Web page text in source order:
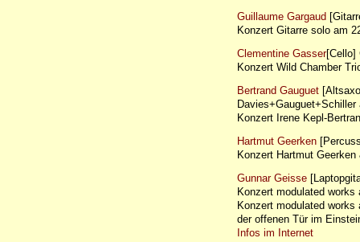
Guillaume Gargaud
Konzert Gitarre solo am
Clementine Gasser[Cello]
Konzert Wild Chamber
Bertrand Gauguet
Konzert Irene Kepl-
Hartmut Geerken
Konzert Hartmut
Gunnar Geisse
Konzert modulated works
Konzert modulated works
der offenen Tür im
Infos im Internet